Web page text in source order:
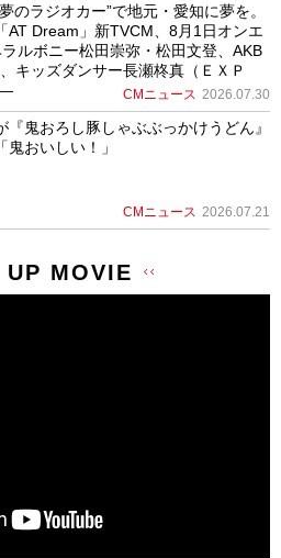
のラジオカー”で地元・愛知に夢を。
AT Dream」新TVCM、8月1日オンエ
ルボニー松田崇弥・松田文登、AKB
キッズダンサー長瀬柊真（ＥＸＰ
―
CMニュース 2026.07.30
『鬼おろし豚しゃぶぶっかけうどん』
鬼おいしい！」
CMニュース 2026.07.21
UP MOVIE